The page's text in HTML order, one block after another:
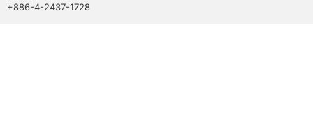
+886-4-2437-1728